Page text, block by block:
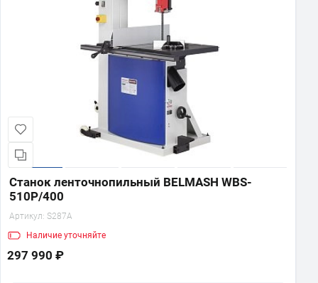
Станок ленточнопильный BELMASH WBS-
510P/400
Артикул: S287A
Наличие уточняйте
297 990 ₽